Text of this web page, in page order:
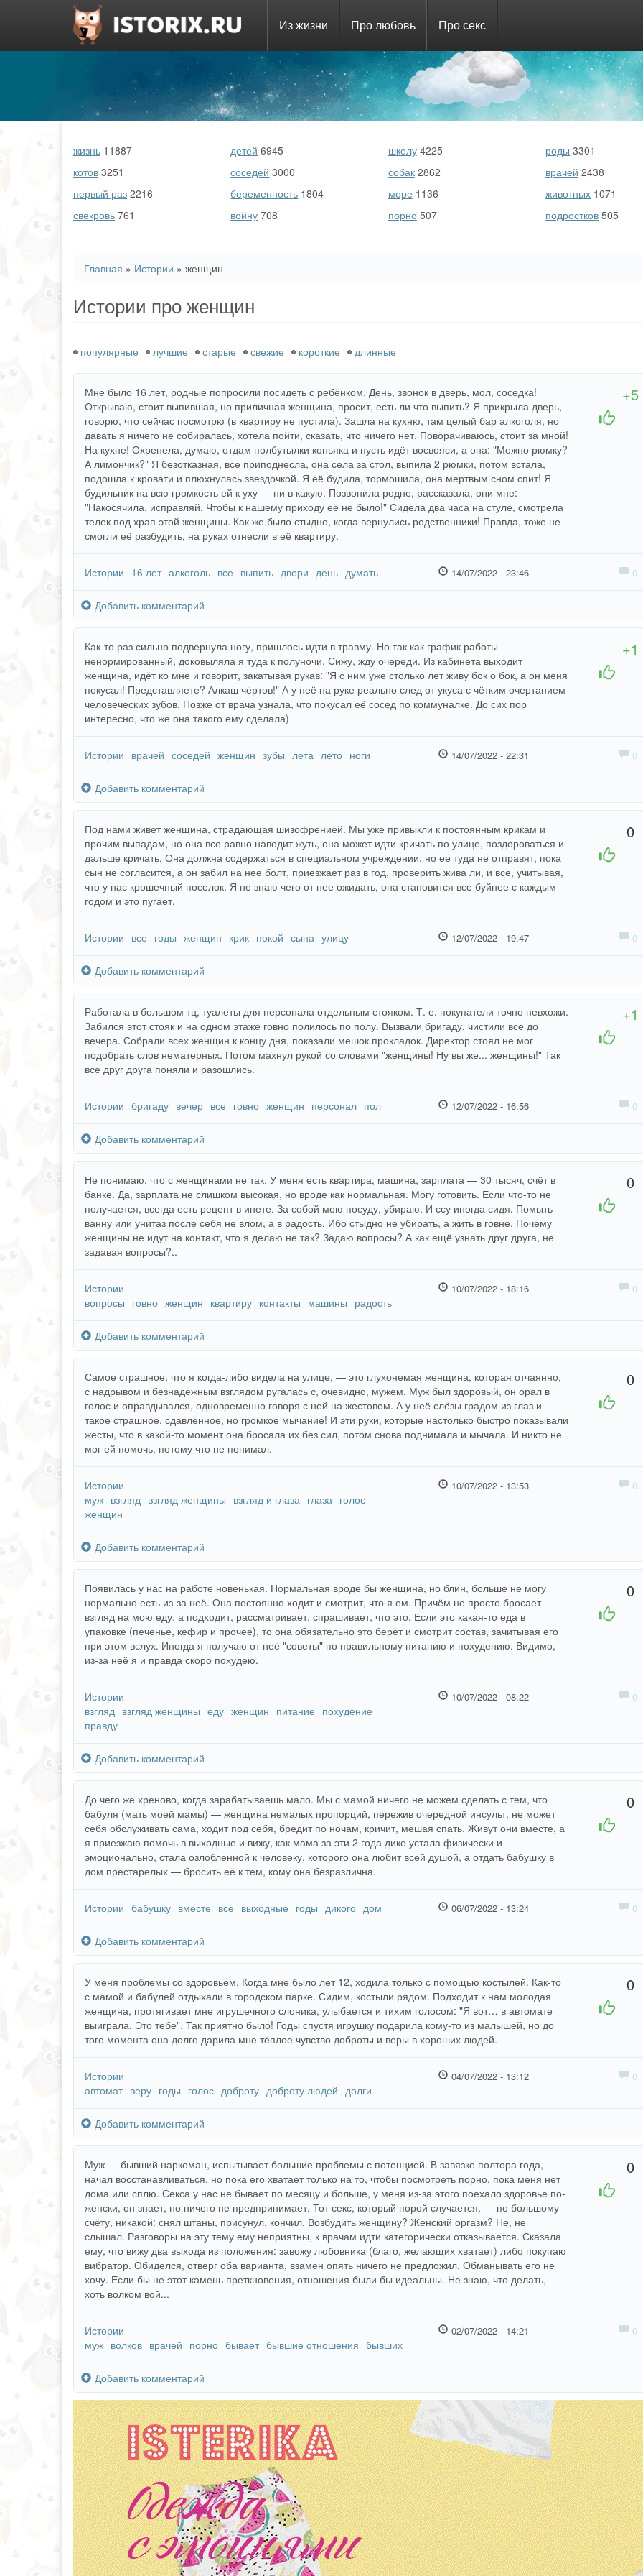
Перейти
Из жизни Про любовь Про секс
жизнь 11887 детей 6945 школу 4225 роды 3301
котов 3251 соседей 3000 собак 2862 врачей 2438
первый раз 2216 беременность 1804 море 1136 животных 1071
свекровь 761 войну 708 порно 507 подростков 505
Вы
Главная » Истории » женщин
Истории про женщин
популярные лучшие старые свежие короткие длинные
Мне было 16 лет, родные попросили посидеть с ребёнком. День, звонок в дверь, мол, соседка!
Открываю, стоит выпившая, но приличная женщина, просит, есть ли что выпить? Я прикрыла дверь,
говорю, что сейчас посмотрю (в квартиру не пустила). Зашла на кухню, там целый бар алкоголя, но
давать я ничего не собиралась, хотела пойти, сказать, что ничего нет. Поворачиваюсь, стоит за мной!
На кухне! Охренела, думаю, отдам полбутылки коньяка и пусть идёт восвояси, а она: "Можно рюмку?
А лимончик?" Я безотказная, все приподнесла, она села за стол, выпила 2 рюмки, потом встала,
подошла к кровати и плюхнулась звездочкой. Я её будила, тормошила, она мертвым сном спит! Я
будильник на всю громкость ей к уху — ни в какую. Позвонила родне, рассказала, они мне:
"Накосячила, исправляй. Чтобы к нашему приходу её не было!" Сидела два часа на стуле, смотрела
телек под храп этой женщины. Как же было стыдно, когда вернулись родственники! Правда, тоже не
смогли её разбудить, на руках отнесли в её квартиру.
+1
+5
Истории 16 лет алкоголь все выпить двери день думать 14/07/2022 - 23:46 0
Добавить комментарий
Как-то раз сильно подвернула ногу, пришлось идти в травму. Но так как график работы
ненормированный, доковыляла я туда к полуночи. Сижу, жду очереди. Из кабинета выходит
женщина, идёт ко мне и говорит, закатывая рукав: "Я с ним уже столько лет живу бок о бок, а он меня
покусал! Представляете? Алкаш чёртов!" А у неё на руке реально след от укуса с чётким очертанием
человеческих зубов. Позже от врача узнала, что покусал её сосед по коммуналке. До сих пор
интересно, что же она такого ему сделала)
+1
Истории врачей соседей женщин зубы лета лето ноги 14/07/2022 - 22:31 0
Добавить комментарий
Под нами живет женщина, страдающая шизофренией. Мы уже привыкли к постоянным крикам и
прочим выпадам, но она все равно наводит жуть, она может идти кричать по улице, поздороваться и
дальше кричать. Она должна содержаться в специальном учреждении, но ее туда не отправят, пока
сын не согласится, а он забил на нее болт, приезжает раз в год, проверить жива ли, и все, учитывая,
что у нас крошечный поселок. Я не знаю чего от нее ожидать, она становится все буйнее с каждым
годом и это пугает.
+1
0
Истории все годы женщин крик покой сына улицу 12/07/2022 - 19:47 0
Добавить комментарий
Работала в большом тц, туалеты для персонала отдельным стояком. Т. е. покупатели точно невхожи.
Забился этот стояк и на одном этаже говно полилось по полу. Вызвали бригаду, чистили все до
вечера. Собрали всех женщин к концу дня, показали мешок прокладок. Директор стоял не мог
подобрать слов нематерных. Потом махнул рукой со словами "женщины! Ну вы же... женщины!" Так
все друг друга поняли и разошлись.
+1
Истории бригаду вечер все говно женщин персонал пол 12/07/2022 - 16:56 0
Добавить комментарий
Не понимаю, что с женщинами не так. У меня есть квартира, машина, зарплата — 30 тысяч, счёт в
банке. Да, зарплата не слишком высокая, но вроде как нормальная. Могу готовить. Если что-то не
получается, всегда есть рецепт в инете. За собой мою посуду, убираю. И ссу иногда сидя. Помыть
ванну или унитаз после себя не влом, а в радость. Ибо стыдно не убирать, а жить в говне. Почему
женщины не идут на контакт, что я делаю не так? Задаю вопросы? А как ещё узнать друг друга, не
задавая вопросы?..
+1
0
Истории
вопросы говно женщин квартиру контакты машины радость
10/07/2022 - 18:16 0
Добавить комментарий
Самое страшное, что я когда-либо видела на улице, — это глухонемая женщина, которая отчаянно,
с надрывом и безнадёжным взглядом ругалась с, очевидно, мужем. Муж был здоровый, он орал в
голос и оправдывался, одновременно говоря с ней на жестовом. А у неё слёзы градом из глаз и
такое страшное, сдавленное, но громкое мычание! И эти руки, которые настолько быстро показывали
жесты, что в какой-то момент она бросала их без сил, потом снова поднимала и мычала. И никто не
мог ей помочь, потому что не понимал.
+1
0
Истории
муж взгляд взгляд женщины взгляд и глаза глаза голос
женщин
10/07/2022 - 13:53 0
Добавить комментарий
Появилась у нас на работе новенькая. Нормальная вроде бы женщина, но блин, больше не могу
нормально есть из-за неё. Она постоянно ходит и смотрит, что я ем. Причём не просто бросает
взгляд на мою еду, а подходит, рассматривает, спрашивает, что это. Если это какая-то еда в
упаковке (печенье, кефир и прочее), то она обязательно это берёт и смотрит состав, зачитывая его
при этом вслух. Иногда я получаю от неё "советы" по правильному питанию и похудению. Видимо,
из-за неё я и правда скоро похудею.
0
Истории
взгляд взгляд женщины еду женщин питание похудение
правду
10/07/2022 - 08:22 0
Добавить комментарий
До чего же хреново, когда зарабатываешь мало. Мы с мамой ничего не можем сделать с тем, что
бабуля (мать моей мамы) — женщина немалых пропорций, пережив очередной инсульт, не может
себя обслуживать сама, ходит под себя, бредит по ночам, кричит, мешая спать. Живут они вместе, а
я приезжаю помочь в выходные и вижу, как мама за эти 2 года дико устала физически и
эмоционально, стала озлобленной к человеку, которого она любит всей душой, а отдать бабушку в
дом престарелых — бросить её к тем, кому она безразлична.
+1
0
Истории бабушку вместе все выходные годы дикого дом 06/07/2022 - 13:24 0
Добавить комментарий
У меня проблемы со здоровьем. Когда мне было лет 12, ходила только с помощью костылей. Как-то
с мамой и бабулей отдыхали в городском парке. Сидим, костыли рядом. Подходит к нам молодая
женщина, протягивает мне игрушечного слоника, улыбается и тихим голосом: "Я вот… в автомате
выиграла. Это тебе". Так приятно было! Годы спустя игрушку подарила кому-то из малышей, но до
того момента она долго дарила мне тёплое чувство доброты и веры в хороших людей.
+1
0
Истории
автомат веру годы голос доброту доброту людей долги
04/07/2022 - 13:12 0
Добавить комментарий
Муж — бывший наркоман, испытывает большие проблемы с потенцией. В завязке полтора года,
начал восстанавливаться, но пока его хватает только на то, чтобы посмотреть порно, пока меня нет
дома или сплю. Секса у нас не бывает по месяцу и больше, у меня из-за этого поехало здоровье по-
женски, он знает, но ничего не предпринимает. Тот секс, который порой случается, — по большому
счёту, никакой: снял штаны, присунул, кончил. Возбудить женщину? Женский оргазм? Не, не
слышал. Разговоры на эту тему ему неприятны, к врачам идти категорически отказывается. Сказала
ему, что вижу два выхода из положения: завожу любовника (благо, желающих хватает) либо покупаю
вибратор. Обиделся, отверг оба варианта, взамен опять ничего не предложил. Обманывать его не
хочу. Если бы не этот камень преткновения, отношения были бы идеальны. Не знаю, что делать,
хоть волком вой...
+1
0
Истории
муж волков врачей порно бывает бывшие отношения бывших
02/07/2022 - 14:21 0
Добавить комментарий